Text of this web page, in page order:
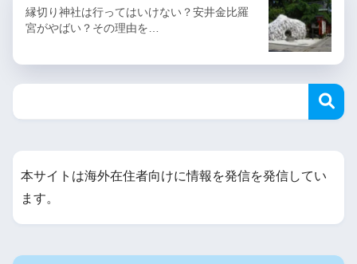
縁切り神社は行ってはいけない？安井金比羅
宮がやばい？その理由を…
本サイトは海外在住者向けに情報を発信を発信してい
ます。